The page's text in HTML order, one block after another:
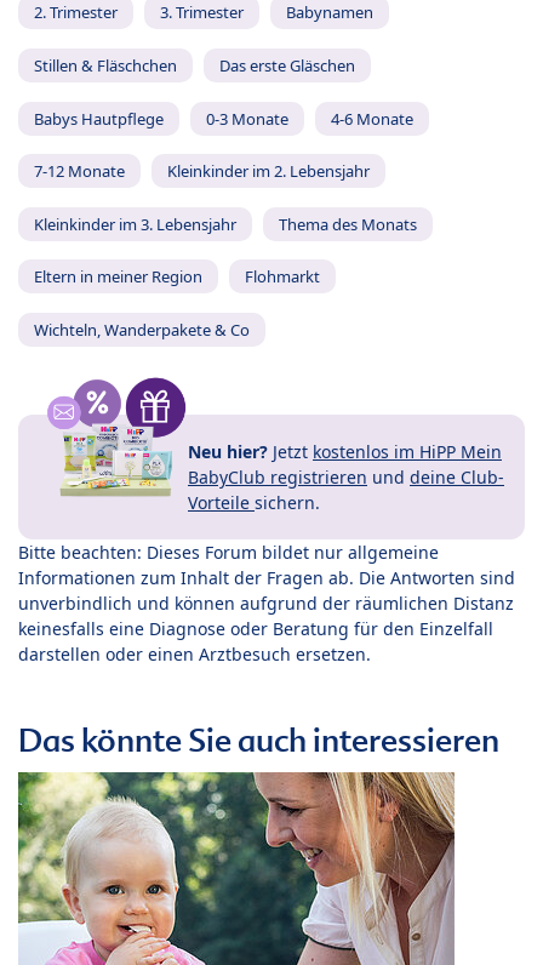
2. Trimester 3. Trimester Babynamen
Stillen & Fläschchen Das erste Gläschen
Babys Hautpflege 0-3 Monate 4-6 Monate
7-12 Monate Kleinkinder im 2. Lebensjahr
Kleinkinder im 3. Lebensjahr Thema des Monats
Eltern in meiner Region Flohmarkt
Wichteln, Wanderpakete & Co
Neu hier? Jetzt kostenlos im HiPP Mein
BabyClub registrieren und deine Club-
Vorteile sichern.
Bitte beachten: Dieses Forum bildet nur allgemeine
Informationen zum Inhalt der Fragen ab. Die Antworten sind
unverbindlich und können aufgrund der räumlichen Distanz
keinesfalls eine Diagnose oder Beratung für den Einzelfall
darstellen oder einen Arztbesuch ersetzen.
Das könnte Sie auch interessieren